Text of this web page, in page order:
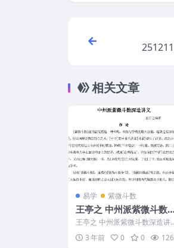
相关文章
易学 紫微斗数
王亭之 中州派紫微斗数深
造讲义
王亭之 中州派紫微斗数深造讲
义 2401301 中州派紫微斗数深
造讲义
3 年前 0 0 126